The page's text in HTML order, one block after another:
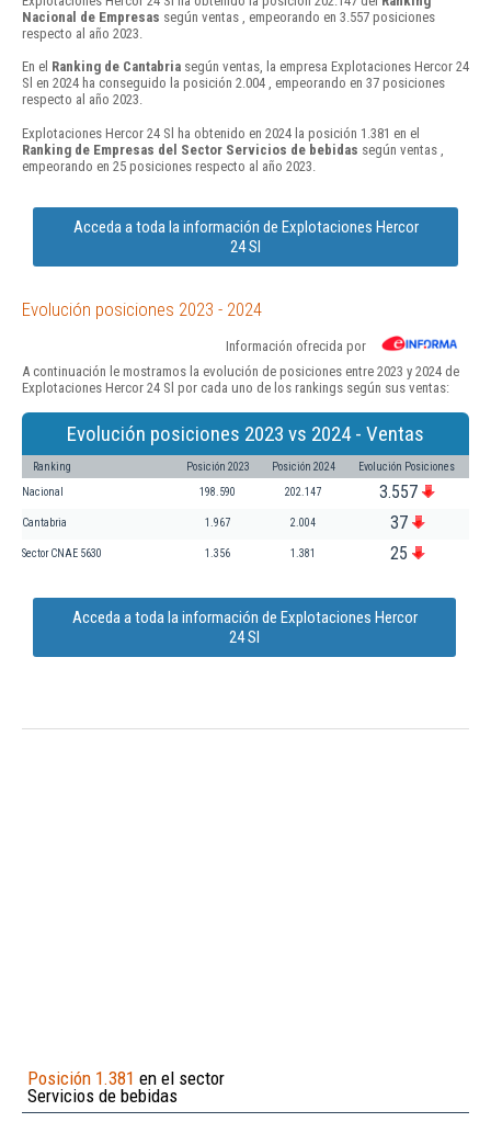
Nacional de Empresas según ventas , empeorando en 3.557 posiciones
respecto al año 2023.
En el Ranking de Cantabria según ventas, la empresa Explotaciones Hercor 24
Sl en 2024 ha conseguido la posición 2.004 , empeorando en 37 posiciones
respecto al año 2023.
Explotaciones Hercor 24 Sl ha obtenido en 2024 la posición 1.381 en el
Ranking de Empresas del Sector Servicios de bebidas según ventas ,
empeorando en 25 posiciones respecto al año 2023.
Acceda a toda la información de Explotaciones Hercor
24 Sl
Evolución posiciones 2023 - 2024
Información ofrecida por
A continuación le mostramos la evolución de posiciones entre 2023 y 2024 de
Explotaciones Hercor 24 Sl por cada uno de los rankings según sus ventas:
Evolución posiciones 2023 vs 2024 - Ventas
Ranking Posición 2023 Posición 2024 Evolución Posiciones
Nacional 198.590 202.147 3.557
Cantabria 1.967 2.004 37
Sector CNAE 5630 1.356 1.381 25
Acceda a toda la información de Explotaciones Hercor
24 Sl
Posición 1.381 en el sector
Servicios de bebidas